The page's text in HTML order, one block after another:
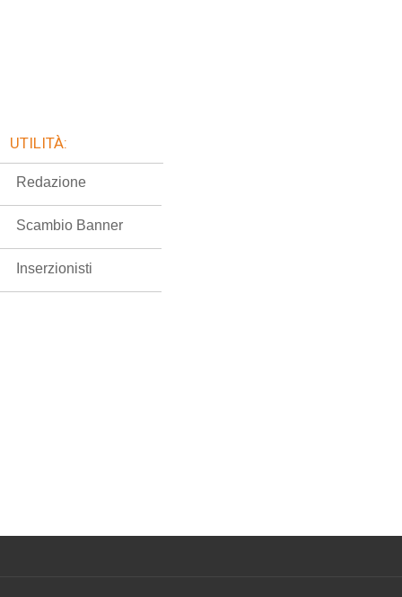
UTILITÀ:
Redazione
Scambio Banner
Inserzionisti